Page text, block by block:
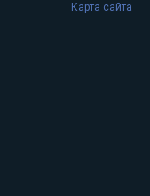
Карта сайта